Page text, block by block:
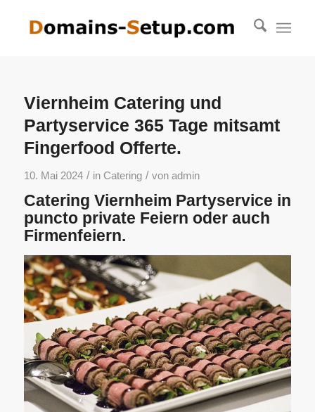
Viernheim Catering und
Partyservice 365 Tage mitsamt
Fingerfood Offerte.
10. Mai 2024 / in Catering / von admin
Catering Viernheim Partyservice in
puncto private Feiern oder auch
Firmenfeiern.